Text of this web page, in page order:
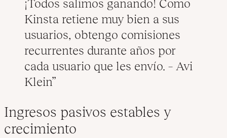
¡Todos salimos ganando! Como
Kinsta retiene muy bien a sus
usuarios, obtengo comisiones
recurrentes durante años por
cada usuario que les envío. – Avi
Klein
Ingresos pasivos estables y
crecimiento